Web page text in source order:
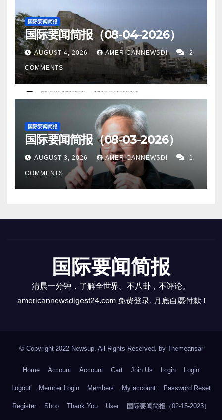
由 Brig 安東尼·馬斯塔利爾將軍领导。 16。美国疫情
昨日美国新增新冠患者111,386人。新增死亡人数
1,093人。 康州新增新冠感染1,117人，新增死0人
17。世界疫情 日本新增感染133,361人,新增死亡160
人。 中国新增感染63,601人，新增死亡12人。 俄罗斯
人服务广告区： 衷心感谢大家的支持！ 顾震帝 2022
中國雲南省昆明市舉行。 為期4天的主題為“新機遇，
新發展”，來自80個國家、地區和國際組織的嘉賓出
席。 15。科學家稱湯加從 2022 年 1 月開始的火山噴
發可能會影響全球變暖。 16。美国疫情 昨日美国新增
新冠患者34,678人。新增死亡人数552人。 康州新增
新冠感染420人，新增死13人 17。世界疫情 日本新增
感染121,236人,新增死亡144人。 中国新增感染9,092
人，新增死亡13人。 俄罗斯昨日新增新冠患者4,412
人，新增死亡59人。 以下为华人服务广告区： 衷心感
谢大家的支持！ 顾震帝 2022年11月24日。
首次飛越月球——將其第一張月亮另一侧衛星照片發
送回来。這包括看到月球的“黑暗面”及其巨大的東方
Mare Orientale。它現在看起來將打破能夠由人類駕駛
的航天器行駛的最遠距離的記錄，這是阿波羅 14 號之
前創造的記錄。 11。由奧地利公司 Rotax 設計的發動
機被發現安裝在本月早些時候在黑海墜毀的俄羅斯伊
朗製造的Mohajer-6 無人機中。 Rotax 表示，已對其為
伊朗無人機提供動力的發動機展開調查。 向伊朗運送
此類硬件違反了歐盟禁止出口具有民用和軍用目的的
物品（如汽車零部件）的製裁措施。 歐盟也對俄羅斯
實施了同樣的製裁。 12。兩位天文攝影師剛剛公布了
他們所謂的“最难以置信的清晰月球照片”——這是經過
大約兩年的艱苦努力和超過 200,000 幀拍攝的結果。
晤，表達了他們對自眾議院議長南希佩洛西 8 月訪問
如果農民收穫豐收且中國需求強勁，明年巴西玉米出
口可能會成倍增長。 15。華盛頓——一個由美國參議
員組成的兩黨團體正在推動拜登政府將能夠攜帶地獄
火導彈的先進 MQ-1C 灰鷹無人機轉移到烏克蘭。
人 17。世界疫情 日本新增感染42,424人,新增死亡57
人。 中国新增感染33,882人，新增死亡13人。 俄罗斯
年11月23日。
国际要闻简报
国际要闻简报（08-04-2026）
AUGUST 4, 2026 AMERICANNEWSDI 2
COMMENTS
国际要闻简报
国际要闻简报（08-03-2026）
AUGUST 3, 2026 AMERICANNEWSDI 1
COMMENTS
国际要闻简报
清晨一分钟，了解全世界。不八卦，不评论。
americannewsdigest24.com 免费登录, 月底自愿付款 !
© Copyright 2022 Newsup. All Rights Reserved. by Themeansar
Home Account Account Cart Join Us Login Login
Logout Member Login Members My account Password Reset
Register Shop Thank You User 国际要闻简报（02-15-2023）